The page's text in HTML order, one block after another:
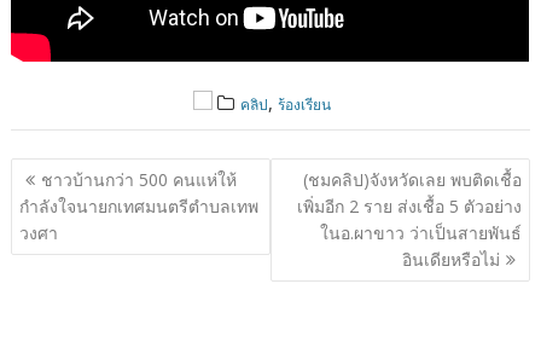
คลิป, ร้องเรียน
แนะแนว
เรื่อง
ชาวบ้านกว่า 500 คนแห่ให้
กำลังใจนายกเทศมนตรีตำบลเทพ
วงศา
(ชมคลิป)จังหวัดเลย พบติดเชื้อ
เพิ่มอีก 2 ราย ส่งเชื้อ 5 ตัวอย่าง
ในอ.ผาขาว ว่าเป็นสายพันธ์
อินเดียหรือไม่